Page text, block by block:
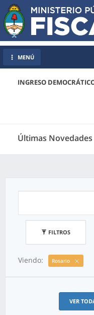
INGRESO
Últimas Novedades
MENÚ
FILTROS
Viendo: Rosario
VER